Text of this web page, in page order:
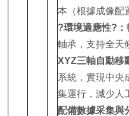
本（根據成像配
?環境適應性?：
軸承，支持全天
XYZ三軸自動移
系統，實現中央
集運行，減少人
配備數據采集與